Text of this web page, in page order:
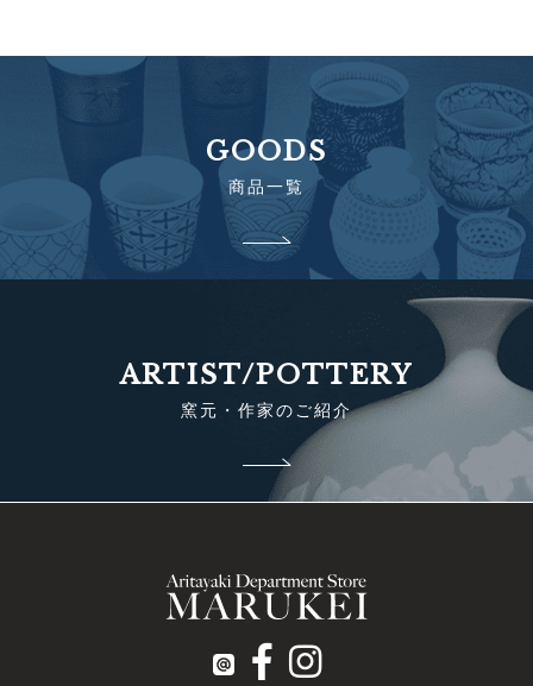
GOODS
商品一覧
ARTIST/POTTERY
窯元・作家のご紹介